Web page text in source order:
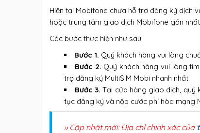
Hiện tại Mobifone chưa hỗ trợ đăng ký dịch
hoặc trung tâm giao dịch Mobifone gần
Các bước thực hiện như sau:
Bước 1. Quý khách hàng vui lòng
Bước 2. Quý khách hàng vui lòng
trợ đăng ký MultiSIM Mobi nhanh nhất.
Bước 3.Tại cửa hàng giao dịch, quý
tục đăng ký và nộp cước phí hòa mạng
» Cập nhật mới: Địa chỉ chính xác của